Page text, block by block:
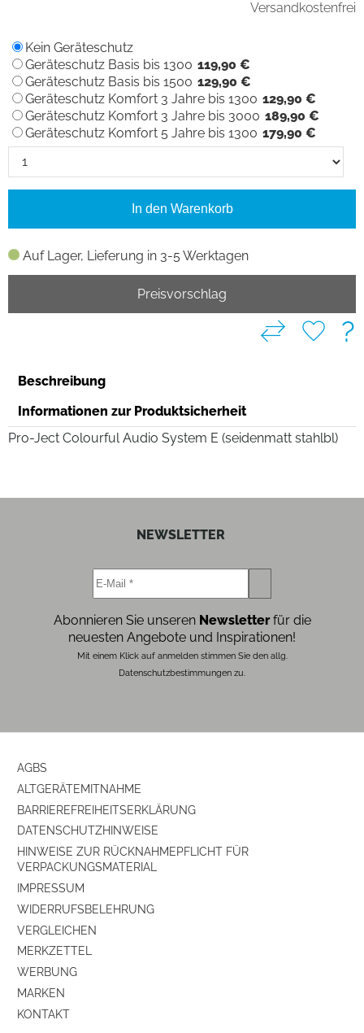
Versandkostenfrei
Auf Lager, Lieferung in 3-5 Werktagen
Kein Geräteschutz
Geräteschutz Basis bis 1300 119,90 €
Geräteschutz Basis bis 1500 129,90 €
Geräteschutz Komfort 3 Jahre bis 1300 129,90 €
Geräteschutz Komfort 3 Jahre bis 3000 189,90 €
Geräteschutz Komfort 5 Jahre bis 1300 179,90 €
In den Warenkorb
Preisvorschlag
?
Beschreibung
Informationen zur Produktsicherheit
Pro-Ject Colourful Audio System E (seidenmatt stahlbl)
NEWSLETTER
Abonnieren Sie unseren Newsletterfür die
neuesten Angebote und Inspirationen!
Mit einem Klick auf anmelden stimmen Sie den allg.
Datenschutzbestimmungen zu.
AGBS
ALTGERÄTEMITNAHME
BARRIEREFREIHEITSERKLÄRUNG
DATENSCHUTZHINWEISE
HINWEISE ZUR RÜCKNAHMEPFLICHT FÜR
VERPACKUNGSMATERIAL
IMPRESSUM
WIDERRUFSBELEHRUNG
VERGLEICHEN
MERKZETTEL
WERBUNG
MARKEN
KONTAKT